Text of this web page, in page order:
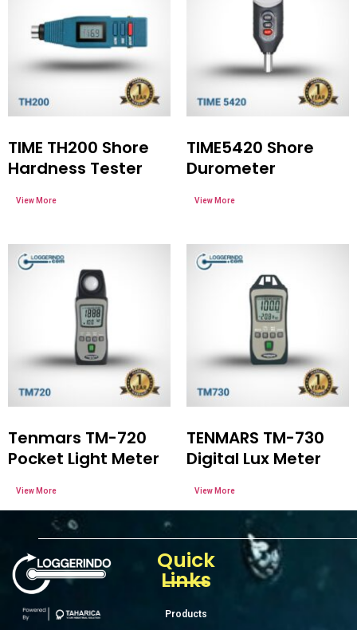
TIME TH200 Shore
Hardness Tester
TIME5420 Shore
Durometer
Tenmars TM-720
Pocket Light Meter
TENMARS TM-730
Digital Lux Meter
Quick
Links
Products